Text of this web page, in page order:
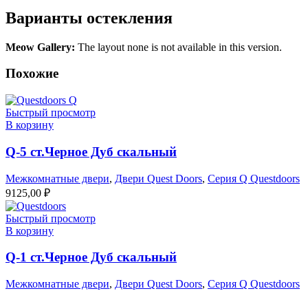
Варианты остекления
Meow Gallery: The layout none is not available in this version.
Похожие
Быстрый просмотр
В корзину
Q-5 ст.Черное Дуб скальный
Межкомнатные двери, Двери Quest Doors, Серия Q Questdoors
9125,00 ₽
Быстрый просмотр
В корзину
Q-1 ст.Черное Дуб скальный
Межкомнатные двери, Двери Quest Doors, Серия Q Questdoors